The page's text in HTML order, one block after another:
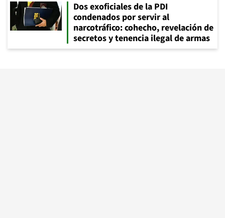
Dos exoficiales de la PDI
condenados por servir al
narcotráfico: cohecho, revelación de
secretos y tenencia ilegal de armas